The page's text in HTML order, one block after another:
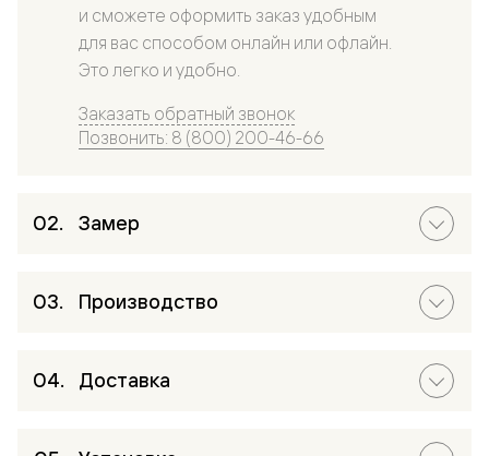
и сможете оформить заказ удобным
для вас способом онлайн или офлайн.
Это легко и удобно.
Заказать обратный звонок
Позвонить: 8 (800) 200-46-66
Замер
Производство
Доставка